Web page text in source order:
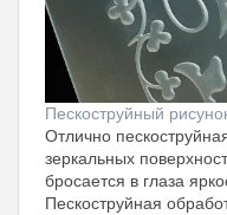
Пескоструйный
Отлично
зеркальных
бросается в глаза
Пескоструйная